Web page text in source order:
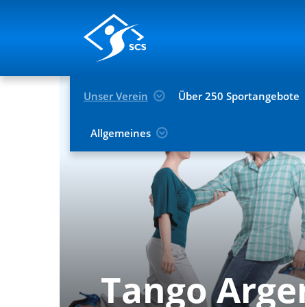
Unser Verein Über 250 Sportangebote
Allgemeines
Tango